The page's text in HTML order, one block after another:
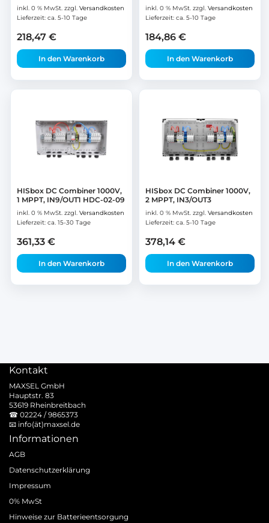
inkl. 0 % MwSt. zzgl. Versandkosten
Lieferzeit: ca. 5-10 Tage
218,47 €
In den Warenkorb
inkl. 0 % MwSt. zzgl. Versandkosten
Lieferzeit: ca. 5-10 Tage
184,86 €
In den Warenkorb
HISbox DC Combiner 1000V,
1 MPPT, IN9/OUT1 HDC-02-09
inkl. 0 % MwSt. zzgl. Versandkosten
Lieferzeit: ca. 15-30 Tage
361,33 €
In den Warenkorb
HISbox DC Combiner 1000V,
2 MPPT, IN3/OUT3
inkl. 0 % MwSt. zzgl. Versandkosten
Lieferzeit: ca. 5-10 Tage
378,14 €
In den Warenkorb
Kontakt
MAXSEL GmbH
Hauptstr. 83
53619 Rheinbreitbach
☎ 02224 / 9865373
📧 info(ät)maxsel.de
Informationen
AGB
Datenschutzerklärung
Impressum
0% MwSt
Hinweise zur Batterieentsorgung